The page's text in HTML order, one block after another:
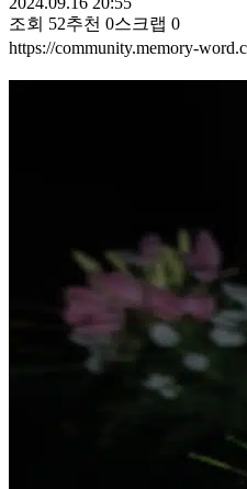
조회 52추천 0스크랩 0
https://community.memory-